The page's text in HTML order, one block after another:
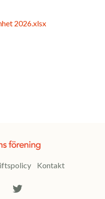
2026.xlsx
Kontakt
LinkedInTwitter